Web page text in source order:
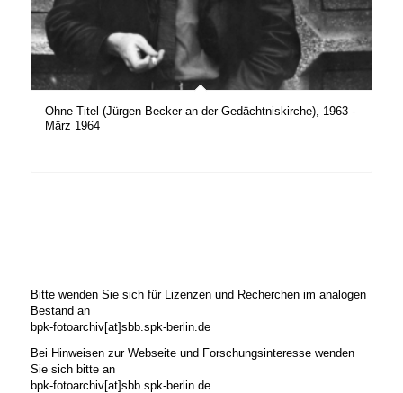
Ohne Titel (Jürgen Becker an der Gedächtniskirche), 1963 -
März 1964
Bitte wenden Sie sich für Lizenzen und Recherchen im analogen
Bestand an
bpk-fotoarchiv[at]sbb.spk-berlin.de
Bei Hinweisen zur Webseite und Forschungsinteresse wenden
Sie sich bitte an
bpk-fotoarchiv[at]sbb.spk-berlin.de